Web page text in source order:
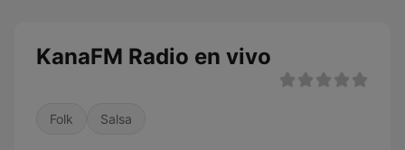
KanaFM Radio en vivo
Folk Salsa